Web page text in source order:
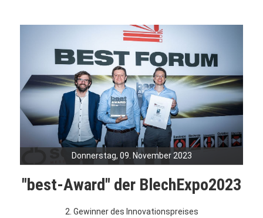
Donnerstag, 09. November 2023
"best-Award" der BlechExpo2023
2. Gewinner des Innovationspreises